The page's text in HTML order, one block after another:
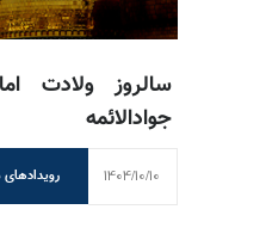
سالروز ولادت
جوادالائمه
1404/10/10